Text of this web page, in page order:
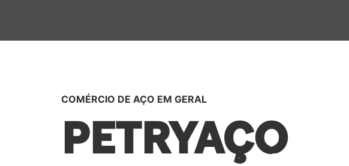
COMÉRCIO DE AÇO EM GERAL
PETRYAÇO